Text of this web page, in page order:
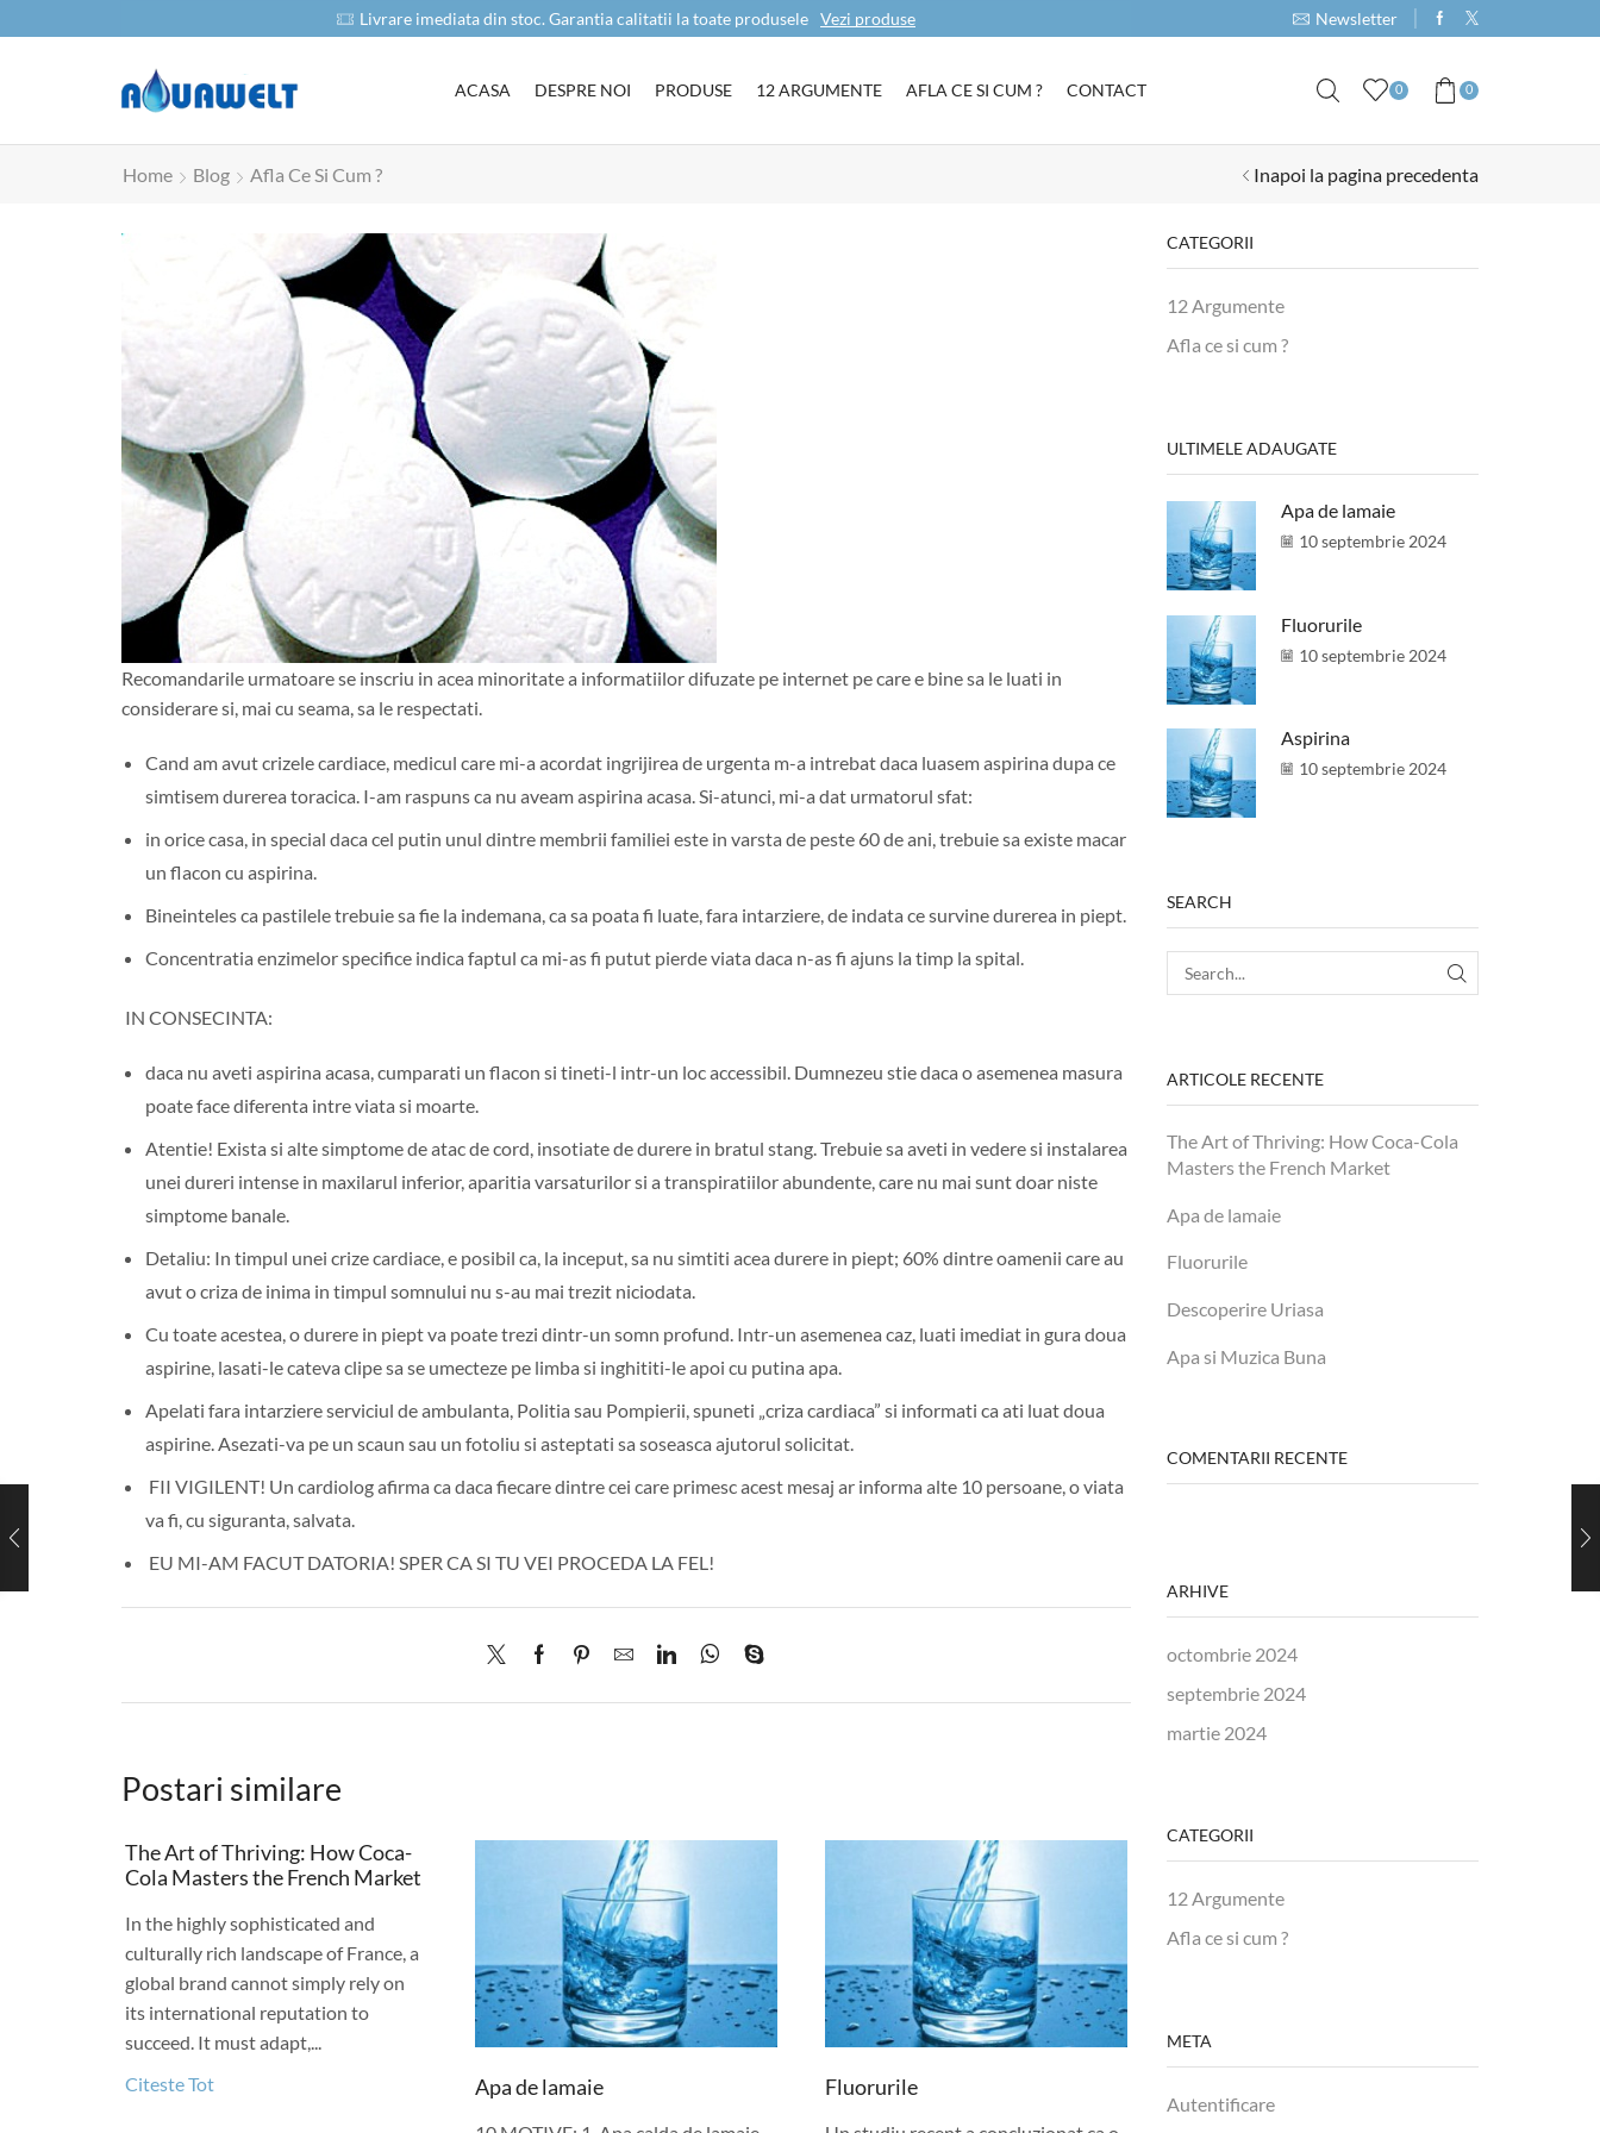
Livrare imediata din stoc. Garantia calitatii la toate produsele Vezi produse Cumpara produse de minim 1000RON si
Newsletter
ACASA DESPRE NOI PRODUSE 12 ARGUMENTE AFLA CE SI CUM ? CONTACT 0 0
Inapoi la pagina precedenta
Home Blog Afla Ce Si Cum ?
Recomandarile urmatoare se inscriu in acea minoritate a informatiilor difuzate pe internet pe care e bine sa le luati in
considerare si, mai cu seama, sa le respectati.
Cand am avut crizele cardiace, medicul care mi-a acordat ingrijirea de urgenta m-a intrebat daca luasem aspirina dupa ce
simtisem durerea toracica. I-am raspuns ca nu aveam aspirina acasa. Si-atunci, mi-a dat urmatorul sfat:
in orice casa, in special daca cel putin unul dintre membrii familiei este in varsta de peste 60 de ani, trebuie sa existe macar
un flacon cu aspirina.
Bineinteles ca pastilele trebuie sa fie la indemana, ca sa poata fi luate, fara intarziere, de indata ce survine durerea in piept.
Concentratia enzimelor specifice indica faptul ca mi-as fi putut pierde viata daca n-as fi ajuns la timp la spital.
IN CONSECINTA:
daca nu aveti aspirina acasa, cumparati un flacon si tineti-l intr-un loc accessibil. Dumnezeu stie daca o asemenea masura
poate face diferenta intre viata si moarte.
Atentie! Exista si alte simptome de atac de cord, insotiate de durere in bratul stang. Trebuie sa aveti in vedere si instalarea
unei dureri intense in maxilarul inferior, aparitia varsaturilor si a transpiratiilor abundente, care nu mai sunt doar niste
simptome banale.
Detaliu: In timpul unei crize cardiace, e posibil ca, la inceput, sa nu simtiti acea durere in piept; 60% dintre oamenii care au
avut o criza de inima in timpul somnului nu s-au mai trezit niciodata.
Cu toate acestea, o durere in piept va poate trezi dintr-un somn profund. Intr-un asemenea caz, luati imediat in gura doua
aspirine, lasati-le cateva clipe sa se umecteze pe limba si inghititi-le apoi cu putina apa.
Apelati fara intarziere serviciul de ambulanta, Politia sau Pompierii, spuneti „criza cardiaca” si informati ca ati luat doua
aspirine. Asezati-va pe un scaun sau un fotoliu si asteptati sa soseasca ajutorul solicitat.
FII VIGILENT! Un cardiolog afirma ca daca fiecare dintre cei care primesc acest mesaj ar informa alte 10 persoane, o viata
va fi, cu siguranta, salvata.
EU MI-AM FACUT DATORIA! SPER CA SI TU VEI PROCEDA LA FEL!
Postari similare
The Art of Thriving: How Coca-
Cola Masters the French Market
In the highly sophisticated and
culturally rich landscape of France, a
global brand cannot simply rely on
its international reputation to
succeed. It must adapt,...
Citeste Tot
Apa de lamaie Fluorurile
CATEGORII
12 Argumente
Afla ce si cum ?
ULTIMELE ADAUGATE
Apa de lamaie
10 septembrie 2024
Fluorurile
10 septembrie 2024
Aspirina
10 septembrie 2024
SEARCH
ARTICOLE RECENTE
The Art of Thriving: How Coca-Cola
Masters the French Market
Apa de lamaie
Fluorurile
Descoperire Uriasa
Apa si Muzica Buna
COMENTARII RECENTE
ARHIVE
octombrie 2024
septembrie 2024
martie 2024
CATEGORII
12 Argumente
Afla ce si cum ?
META
Autentificare